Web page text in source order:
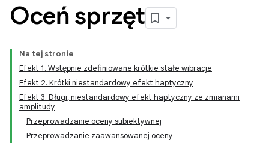
Oceń sprzęt
Na tej stronie
Efekt 1. Wstępnie zdefiniowane krótkie stałe wibracje
Efekt 2. Krótki niestandardowy efekt haptyczny
Efekt 3. Długi, niestandardowy efekt haptyczny ze zmianami
amplitudy
Przeprowadzanie oceny subiektywnej
Przeprowadzanie zaawansowanej oceny